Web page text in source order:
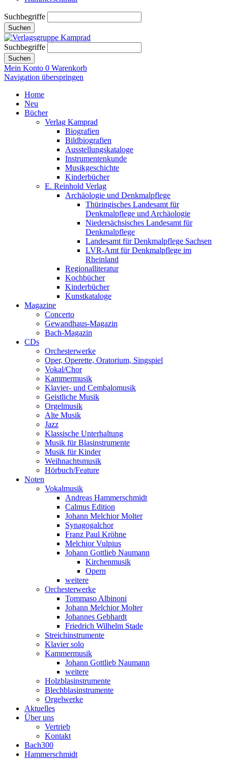
Suchbegriffe
Suchen
Suchbegriffe
Suchen
Mein Konto 0 Warenkorb
Navigation überspringen
Home
Neu
Bücher
Verlag Kamprad
Biografien
Bildbiografien
Ausstellungskataloge
Instrumentenkunde
Musikgeschichte
Kinderbücher
E. Reinhold Verlag
Archäologie und Denkmalpflege
Thüringisches Landesamt für
Denkmalpflege und Archäologie
Niedersächsisches Landesamt für
Denkmalpflege
Landesamt für Denkmalpflege Sachsen
LVR-Amt für Denkmalpflege im
Rheinland
Regionalliteratur
Kochbücher
Kinderbücher
Kunstkataloge
Magazine
Concerto
Gewandhaus-Magazin
Bach-Magazin
CDs
Orchesterwerke
Oper, Operette, Oratorium, Singspiel
Vokal/Chor
Kammermusik
Klavier- und Cembalomusik
Geistliche Musik
Orgelmusik
Alte Musik
Jazz
Klassische Unterhaltung
Musik für Blasinstrumente
Musik für Kinder
Weihnachtsmusik
Hörbuch/Feature
Noten
Vokalmusik
Andreas Hammerschmidt
Calmus Edition
Johann Melchior Molter
Synagogalchor
Franz Paul Kröhne
Melchior Vulpius
Johann Gottlieb Naumann
Kirchenmusik
Opern
weitere
Orchesterwerke
Tommaso Albinoni
Johann Melchior Molter
Johannes Gebhardt
Friedrich Wilhelm Stade
Streichinstrumente
Klavier solo
Kammermusik
Johann Gottlieb Naumann
weitere
Holzblasinstrumente
Blechblasinstrumente
Orgelwerke
Aktuelles
Über uns
Vertrieb
Kontakt
Bach300
Hammerschmidt